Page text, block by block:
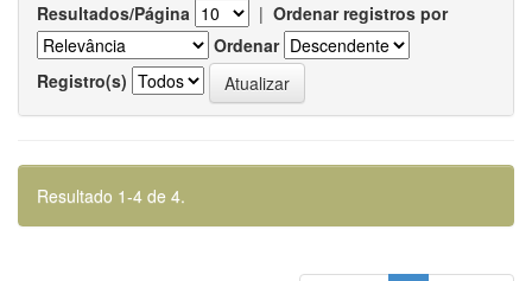
Resultados/Página | Ordenar registros por
Ordenar
Registro(s)
Resultado 1-4 de 4.